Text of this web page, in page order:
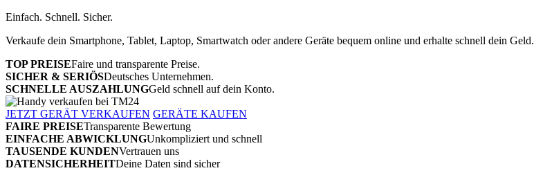
Einfach. Schnell. Sicher.
Verkaufe dein Smartphone, Tablet, Laptop, Smartwatch oder andere Geräte bequem online und erhalte schnell dein Geld.
TOP PREISEFaire und transparente Preise.
SICHER & SERIÖSDeutsches Unternehmen.
SCHNELLE AUSZAHLUNGGeld schnell auf dein Konto.
JETZT GERÄT VERKAUFEN GERÄTE KAUFEN
FAIRE PREISETransparente Bewertung
EINFACHE ABWICKLUNGUnkompliziert und schnell
TAUSENDE KUNDENVertrauen uns
DATENSICHERHEITDeine Daten sind sicher